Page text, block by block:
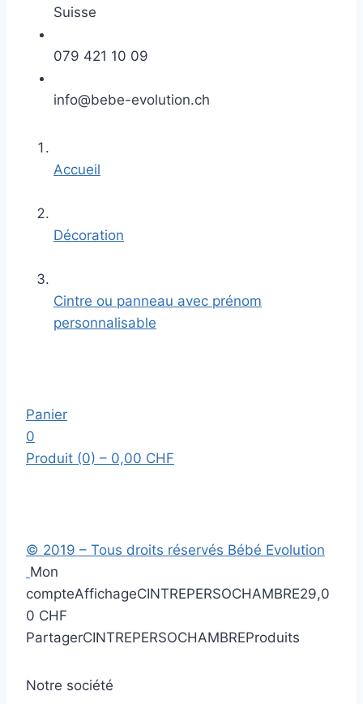
Suisse
079 421 10 09
info@bebe-evolution.ch
Accueil
Décoration
Cintre ou panneau avec prénom
personnalisable
Panier
0
Produit (0) – 0,00 CHF
© 2019 – Tous droits réservés Bébé Evolution
Mon
compteAffichageCINTREPERSOCHAMBRE29,0
0 CHF
PartagerCINTREPERSOCHAMBREProduits
Notre société